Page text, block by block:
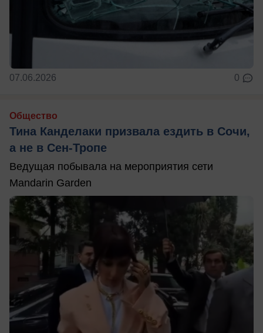
07.06.2026 0
Общество
Тина Канделаки призвала ездить в Сочи,
а не в Сен-Тропе
Ведущая побывала на мероприятия сети
Mandarin Garden